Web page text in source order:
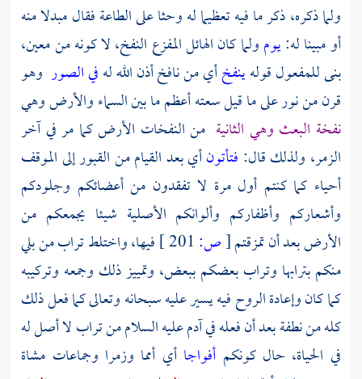
ولما ذكره، ذكر ما فيه تعظيما له وحثا على الطاعة فقال مبدلا منه
أو مبينا له:يومولما كان الهائل المفزع النفخ، لا كونه من معين،
بنى للمفعول قولهينفخأي من نافخ أذن الله لهفي الصور وهو
قرن من نور على ما قيل سعته أعظم ما بين السماء والأرض وهي
نفخة البعث وهي الثانية من النفخات الأرض كما مر في آخر
الزمر، ولذلك قال: فتأتونأي بعد القيام من القبور إلى الموقف
أحياء كما كنتم أول مرة لا تفقدون من أعضائكم وجلودكم
وأشعاركم وأظفاركم وألوانكم الأصلية شيئا يجمعكم من
الأرض بعد أن تمزقتم[ص:
فيها، واختلط تراب من بلي
منكم بترابها وتراب بعضكم ببعض، وتمييز ذلك وجمعه وتركيبه
كما كان وإعادة الروح فيه يسير عليه سبحانه وتعالى كما فعل ذلك
كله من نطفة بعد أن فعله فيآدمعليه السلام من تراب لا أصل له
في الحياة، حال كونكم أفواجاأي أمما وزمرا وجماعات مشاة